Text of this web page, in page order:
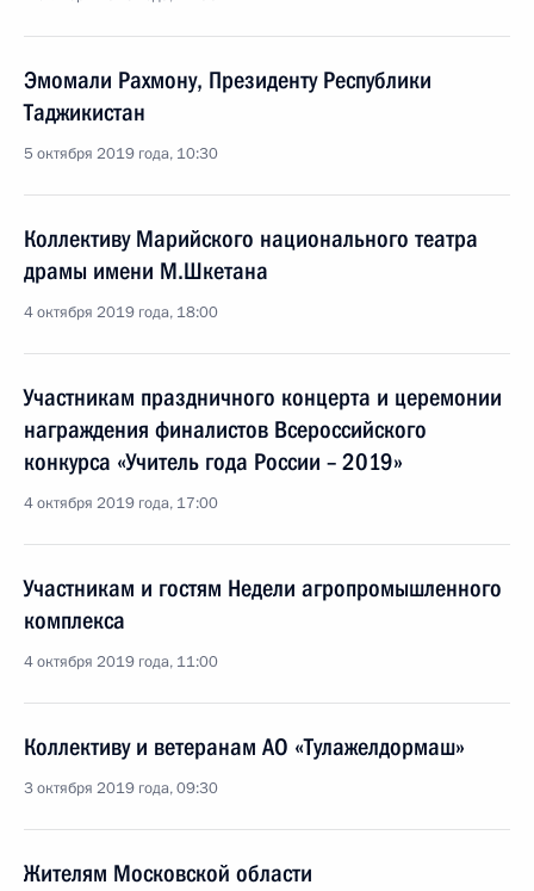
Эмомали Рахмону, Президенту Республики
Таджикистан
5 октября 2019 года, 10:30
Коллективу Марийского национального театра
драмы имени М.Шкетана
4 октября 2019 года, 18:00
Участникам праздничного концерта и церемонии
награждения финалистов Всероссийского
конкурса «Учитель года России – 2019»
4 октября 2019 года, 17:00
Участникам и гостям Недели агропромышленного
комплекса
4 октября 2019 года, 11:00
Коллективу и ветеранам АО «Тулажелдормаш»
3 октября 2019 года, 09:30
Жителям Московской области